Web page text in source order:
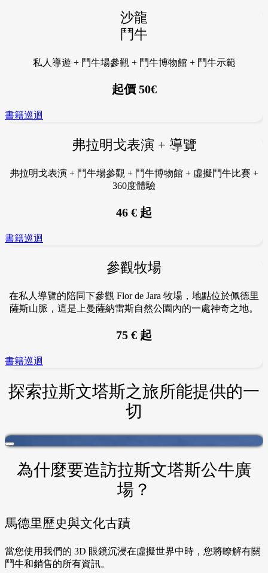
沙龍
鬥牛
私人導遊 + 鬥牛場參觀 + 鬥牛博物館 + 鬥牛示範
起價 50€
書籍巡迴
弗拉明戈表演 + 導覽
弗拉明戈表演 + 鬥牛場參觀 + 鬥牛博物館 + 虛擬鬥牛比賽 +
360度體驗
46 € 起
書籍巡迴
參觀牧場
在私人導覽的陪同下參觀 Flor de Jara 牧場， 地點位於佩德里
薩斯山脈，這是上曼薩納雷斯自然公園內的一處神奇之地。
75 € 起
書籍巡迴
探索拉斯文塔斯之旅所能提供的一
切
為什麼要造訪拉斯文塔斯公牛廣
場？
馬德里歷史與文化古蹟
當您使用我們的 3D 眼鏡沉浸在虛擬世界中時，您將瞭解有關
鬥牛和銷售的所有資訊。